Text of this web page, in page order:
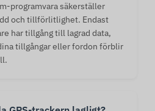
programvara säkerställer
och tillförlitlighet. Endast
har tillgång till lagrad data,
tillgångar eller fordon förblir